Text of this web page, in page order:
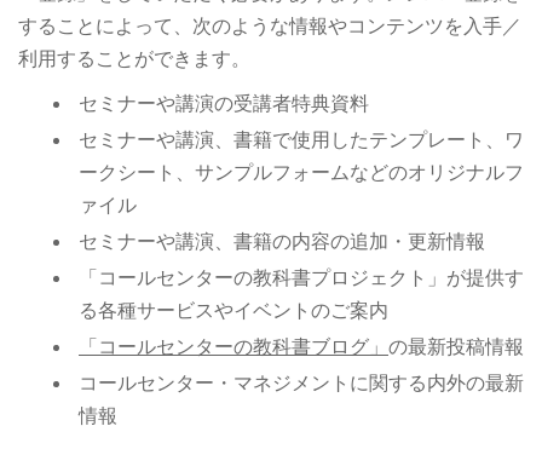
することによって、次のような情報やコンテンツを入手／
利用することができます。
セミナーや講演の受講者特典資料
セミナーや講演、書籍で使用したテンプレート、ワ
ークシート、サンプルフォームなどのオリジナルフ
ァイル
セミナーや講演、書籍の内容の追加・更新情報
「コールセンターの教科書プロジェクト」が提供す
る各種サービスやイベントのご案内
「コールセンターの教科書ブログ」 の最新投稿情報
コールセンター・マネジメントに関する内外の最新
情報